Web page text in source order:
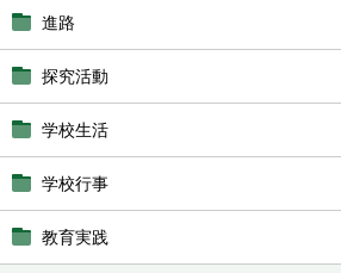
進路
探究活動
学校生活
学校行事
教育実践